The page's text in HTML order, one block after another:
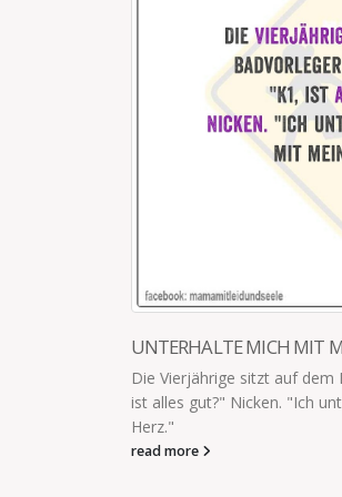
und schweigt. "K1,
nur mit meinem
WIE MAN SICH
Meine Kleine
so fühlt. Ich: